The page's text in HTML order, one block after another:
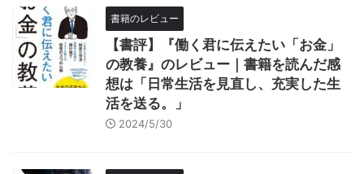
書籍のレビュー
【書評】『働く君に伝えたい「お金」
の教養』のレビュー｜書籍を読んだ感
想は「日常生活を見直し、充実した生
活を送る。」
2024/5/30